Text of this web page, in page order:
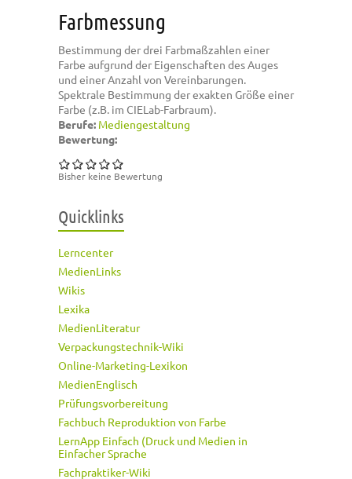
Farbmessung
Bestimmung der drei Farbmaßzahlen einer
Farbe aufgrund der Eigenschaften des Auges
und einer Anzahl von Vereinbarungen.
Spektrale Bestimmung der exakten Größe einer
Farbe (z.B. im CIELab-Farbraum).
Berufe: Mediengestaltung
Bewertung:
Bisher keine Bewertung
Quicklinks
Lerncenter
MedienLinks
Wikis
Lexika
MedienLiteratur
Verpackungstechnik-Wiki
Online-Marketing-Lexikon
MedienEnglisch
Prüfungsvorbereitung
Fachbuch Reproduktion von Farbe
LernApp Einfach (Druck und Medien in
Einfacher Sprache
Fachpraktiker-Wiki